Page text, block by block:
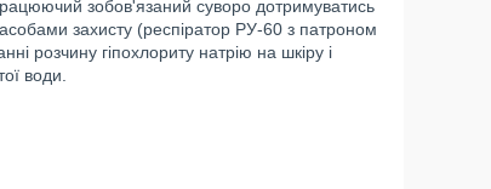
зобов'язаний суворо дотримуватись
захисту (респіратор РУ-60 з патроном
розчину гіпохлориту натрію на шкіру і
води.